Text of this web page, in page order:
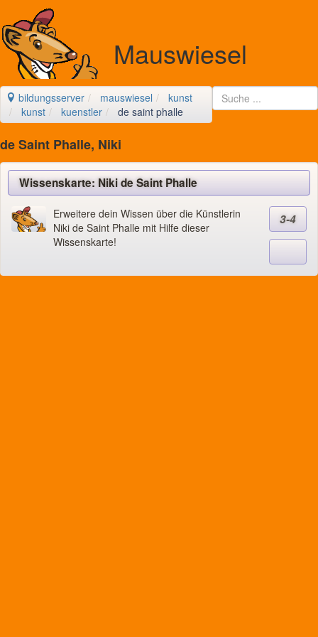
Mauswiesel
bildungsserver mauswiesel
kunst
kunst
kuenstler de saint phalle
de Saint Phalle, Niki
Wissenskarte: Niki de Saint Phalle
Erweitere dein Wissen über die Künstlerin
Niki de Saint Phalle mit Hilfe dieser
Wissenskarte!
3-4